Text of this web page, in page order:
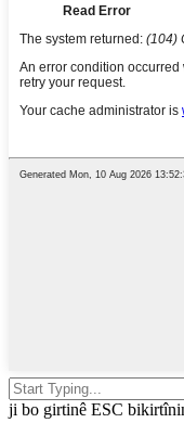
ji bo girtinê ESC